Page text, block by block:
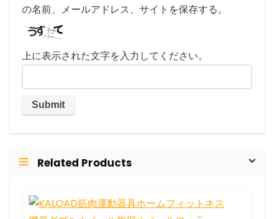
の名前、メールアドレス、サイトを保存する。
上に表示された文字を入力してください。
Related Products